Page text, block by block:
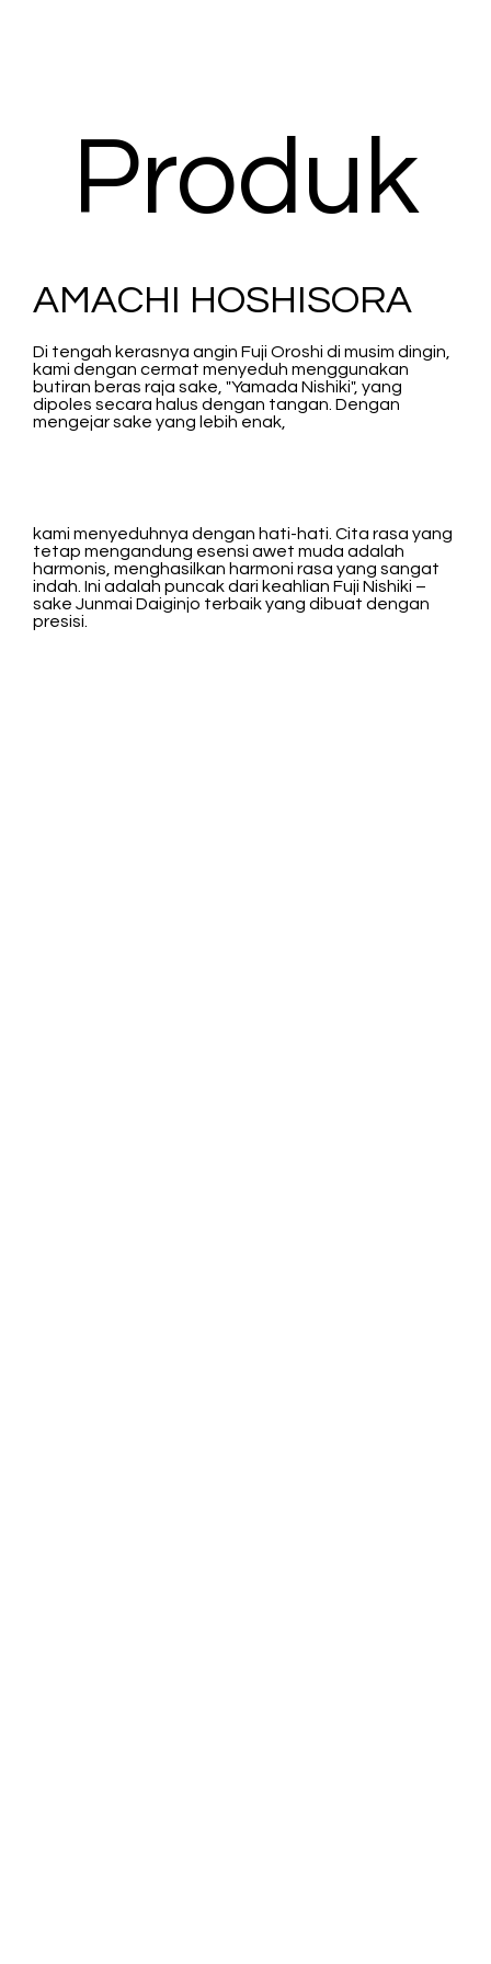
Produk
AMACHI HOSHISORA
Di tengah kerasnya angin Fuji Oroshi di musim dingin,
kami dengan cermat menyeduh menggunakan
butiran beras raja sake, "Yamada Nishiki", yang
dipoles secara halus dengan tangan. Dengan
mengejar sake yang lebih enak,
kami menyeduhnya dengan hati-hati. Cita rasa yang
tetap mengandung esensi awet muda adalah
harmonis, menghasilkan harmoni rasa yang sangat
indah. Ini adalah puncak dari keahlian Fuji Nishiki –
sake Junmai Daiginjo terbaik yang dibuat dengan
presisi.